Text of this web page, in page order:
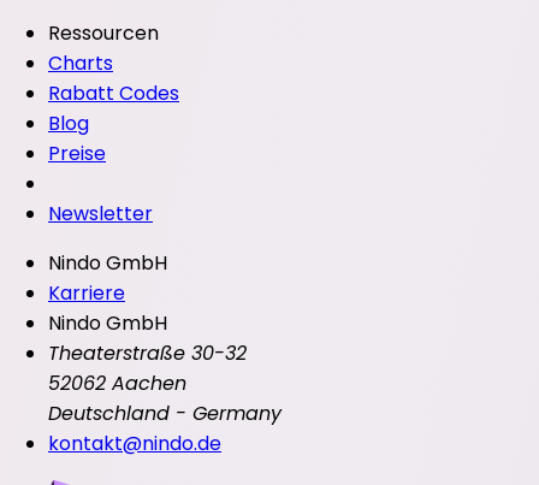
Ressourcen
Charts
Rabatt Codes
Blog
Preise
Newsletter
Nindo GmbH
Karriere
Nindo GmbH
Theaterstraße 30-32
52062 Aachen
Deutschland - Germany
kontakt@nindo.de